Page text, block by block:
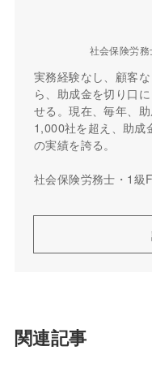
社会保険労
実務経験なし、顧客
ら、助成金を切り口
せる。現在、毎年、
1,000社を超え、助成
の実績を誇る。
社会保険労務士・1級
関連記事